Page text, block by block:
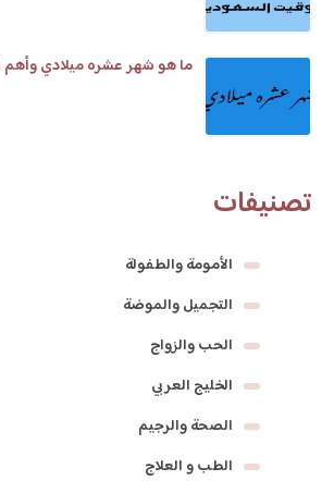
ما هو شهر عشره ميلادي وأهم
تصنيفات
الأمومة والطفولة
التجميل والموضة
الحب والزواج
الخليج العربي
الصحة والرجيم
الطب و العلاج